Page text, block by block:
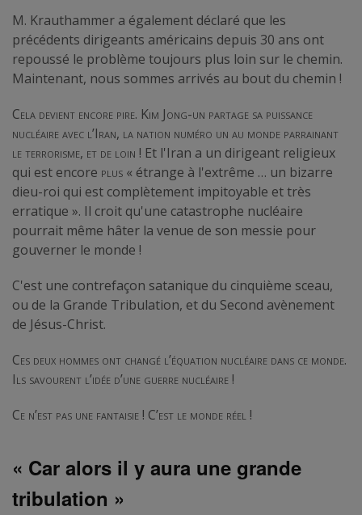
M. Krauthammer a également déclaré que les
précédents dirigeants américains depuis 30 ans ont
repoussé le problème toujours plus loin sur le chemin.
Maintenant, nous sommes arrivés au bout du chemin !
Cela devient encore pire. Kim Jong-un partage sa puissance
nucléaire avec l’Iran, la nation numéro un au monde parrainant
le terrorisme, et de loin ! Et l'Iran a un dirigeant religieux
qui est encore plus « étrange à l'extrême … un bizarre
dieu-roi qui est complètement impitoyable et très
erratique ». Il croit qu'une catastrophe nucléaire
pourrait même hâter la venue de son messie pour
gouverner le monde !
C'est une contrefaçon satanique du cinquième sceau,
ou de la Grande Tribulation, et du Second avènement
de Jésus-Christ.
Ces deux hommes ont changé l’équation nucléaire dans ce monde.
Ils savourent l’idée d’une guerre nucléaire !
Ce n’est pas une fantaisie ! C’est le monde réel !
« Car alors il y aura une grande
tribulation »